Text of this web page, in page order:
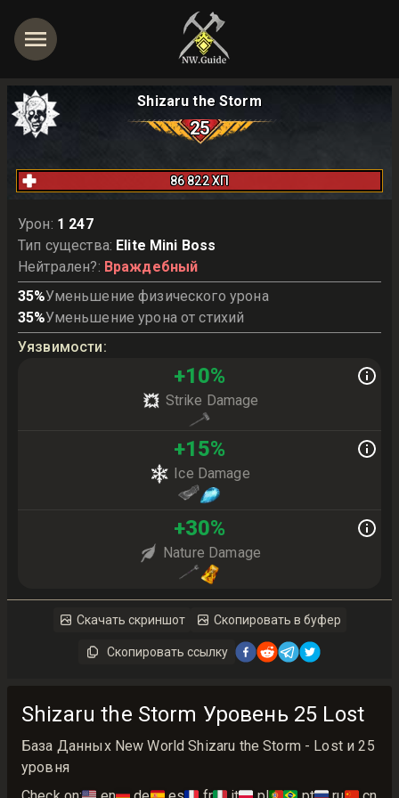
Shizaru the Storm
25
86 822ХП
Урон: 1 247
Тип существа: Elite Mini Boss
Нейтрален?: Враждебный
35%Уменьшение физического урона
35%Уменьшение урона от стихий
Уязвимости:
+10%
Strike Damage
+15%
Ice Damage
+30%
Nature Damage
Скачать скриншот Скопировать в буфер
Скопировать ссылку
Shizaru the Storm Уровень 25 Lost
База Данных New World Shizaru the Storm - Lost и 25
уровня